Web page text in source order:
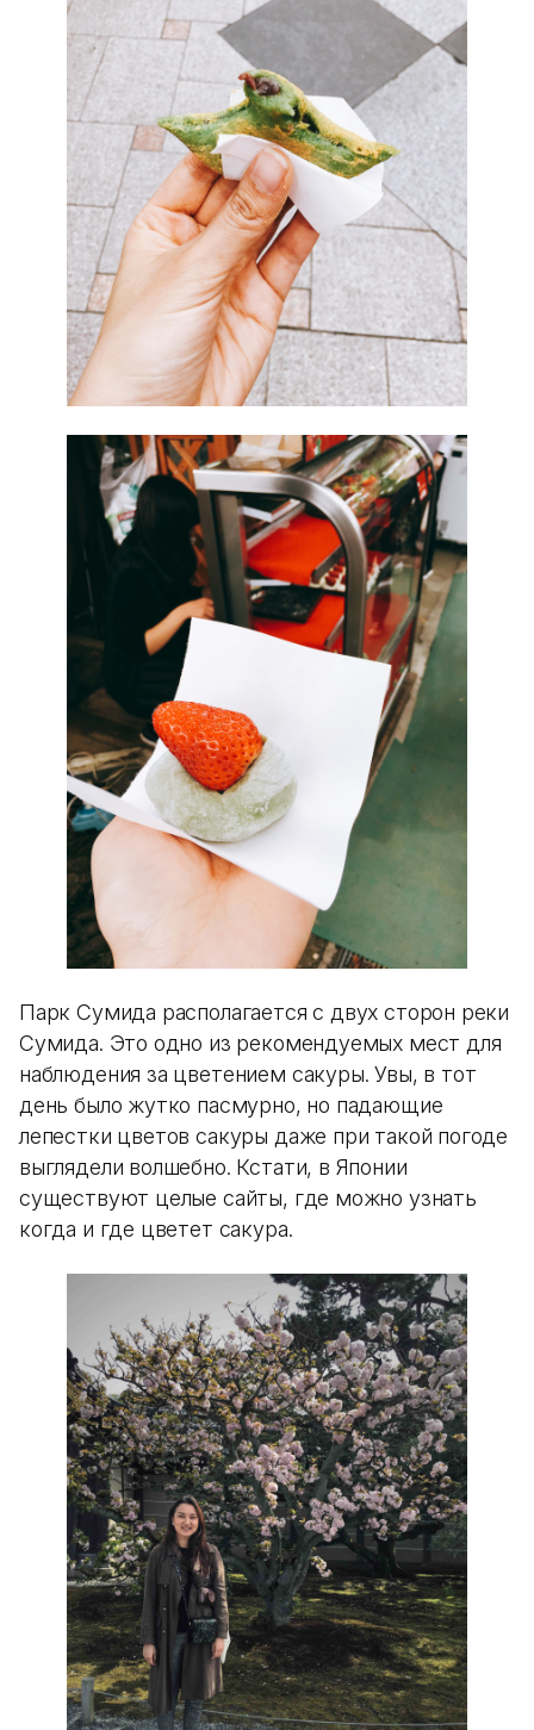
Парк Сумида располагается с двух сторон реки
Сумида. Это одно из рекомендуемых мест для
наблюдения за цветением сакуры. Увы, в тот
день было жутко пасмурно, но падающие
лепестки цветов сакуры даже при такой погоде
выглядели волшебно. Кстати, в Японии
существуют целые сайты, где можно узнать
когда и где цветет сакура.